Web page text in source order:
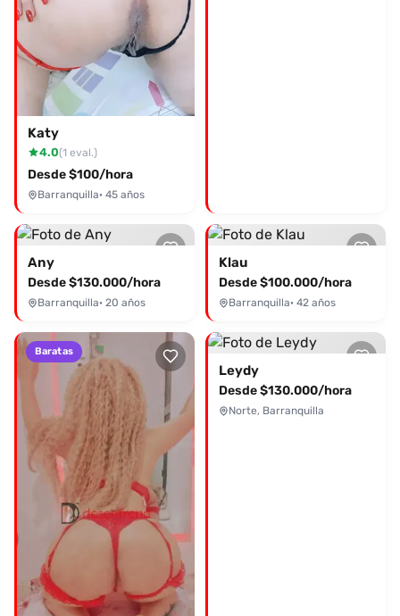
Katy
4.0(1 eval.)
Desde $100/hora
Barranquilla· 45 años
Any
Desde $130.000/hora
Barranquilla· 20 años
Klau
Desde $100.000/hora
Barranquilla· 42 años
Baratas
Leydy
Desde $130.000/hora
Norte, Barranquilla